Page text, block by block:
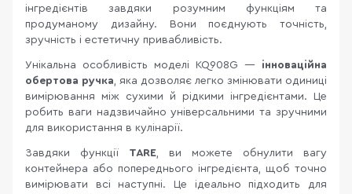
інгредієнтів завдяки розумним функціям та
продуманому дизайну. Вони поєднують точність,
зручність і естетичну привабливість.
Унікальна особливість моделі KQ908G — інноваційна
обертова ручка, яка дозволяє легко змінювати одиниці
вимірювання між сухими й рідкими інгредієнтами. Це
робить ваги надзвичайно універсальними та зручними
для використання в кулінарії.
Завдяки функції TARE, ви можете обнулити вагу
контейнера або попереднього інгредієнта, щоб точно
вимірювати всі наступні. Це ідеально підходить для